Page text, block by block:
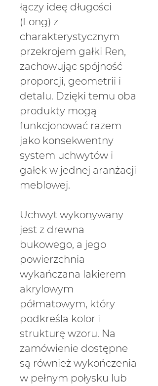
łączy ideę długości
(Long) z
charakterystycznym
przekrojem gałki Ren,
zachowując spójność
proporcji, geometrii i
detalu. Dzięki temu oba
produkty mogą
funkcjonować razem
jako konsekwentny
system uchwytów i
gałek w jednej aranżacji
meblowej.
Uchwyt wykonywany
jest z drewna
bukowego, a jego
powierzchnia
wykańczana lakierem
akrylowym
półmatowym, który
podkreśla kolor i
strukturę wzoru. Na
zamówienie dostępne
są również wykończenia
w pełnym połysku lub